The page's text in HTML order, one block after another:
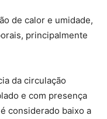
de calor e umidade,
principalmente
da circulação
e com presença
considerado baixo a